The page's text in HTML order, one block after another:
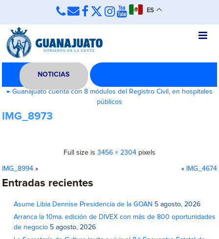
ES
NOTICIAS
← Guanajuato cuenta con 8 módulos del Registro Civil, en hospitales
públicos
IMG_8973
Full size is 3456 × 2304 pixels
IMG_8994 » « IMG_4674
Entradas recientes
Asume Libia Dennise Presidencia de la GOAN 5 agosto, 2026
Arranca la 10ma. edición de DIVEX con más de 800 oportunidades
de negocio 5 agosto, 2026